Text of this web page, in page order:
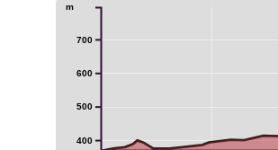
400
500
600
700
m